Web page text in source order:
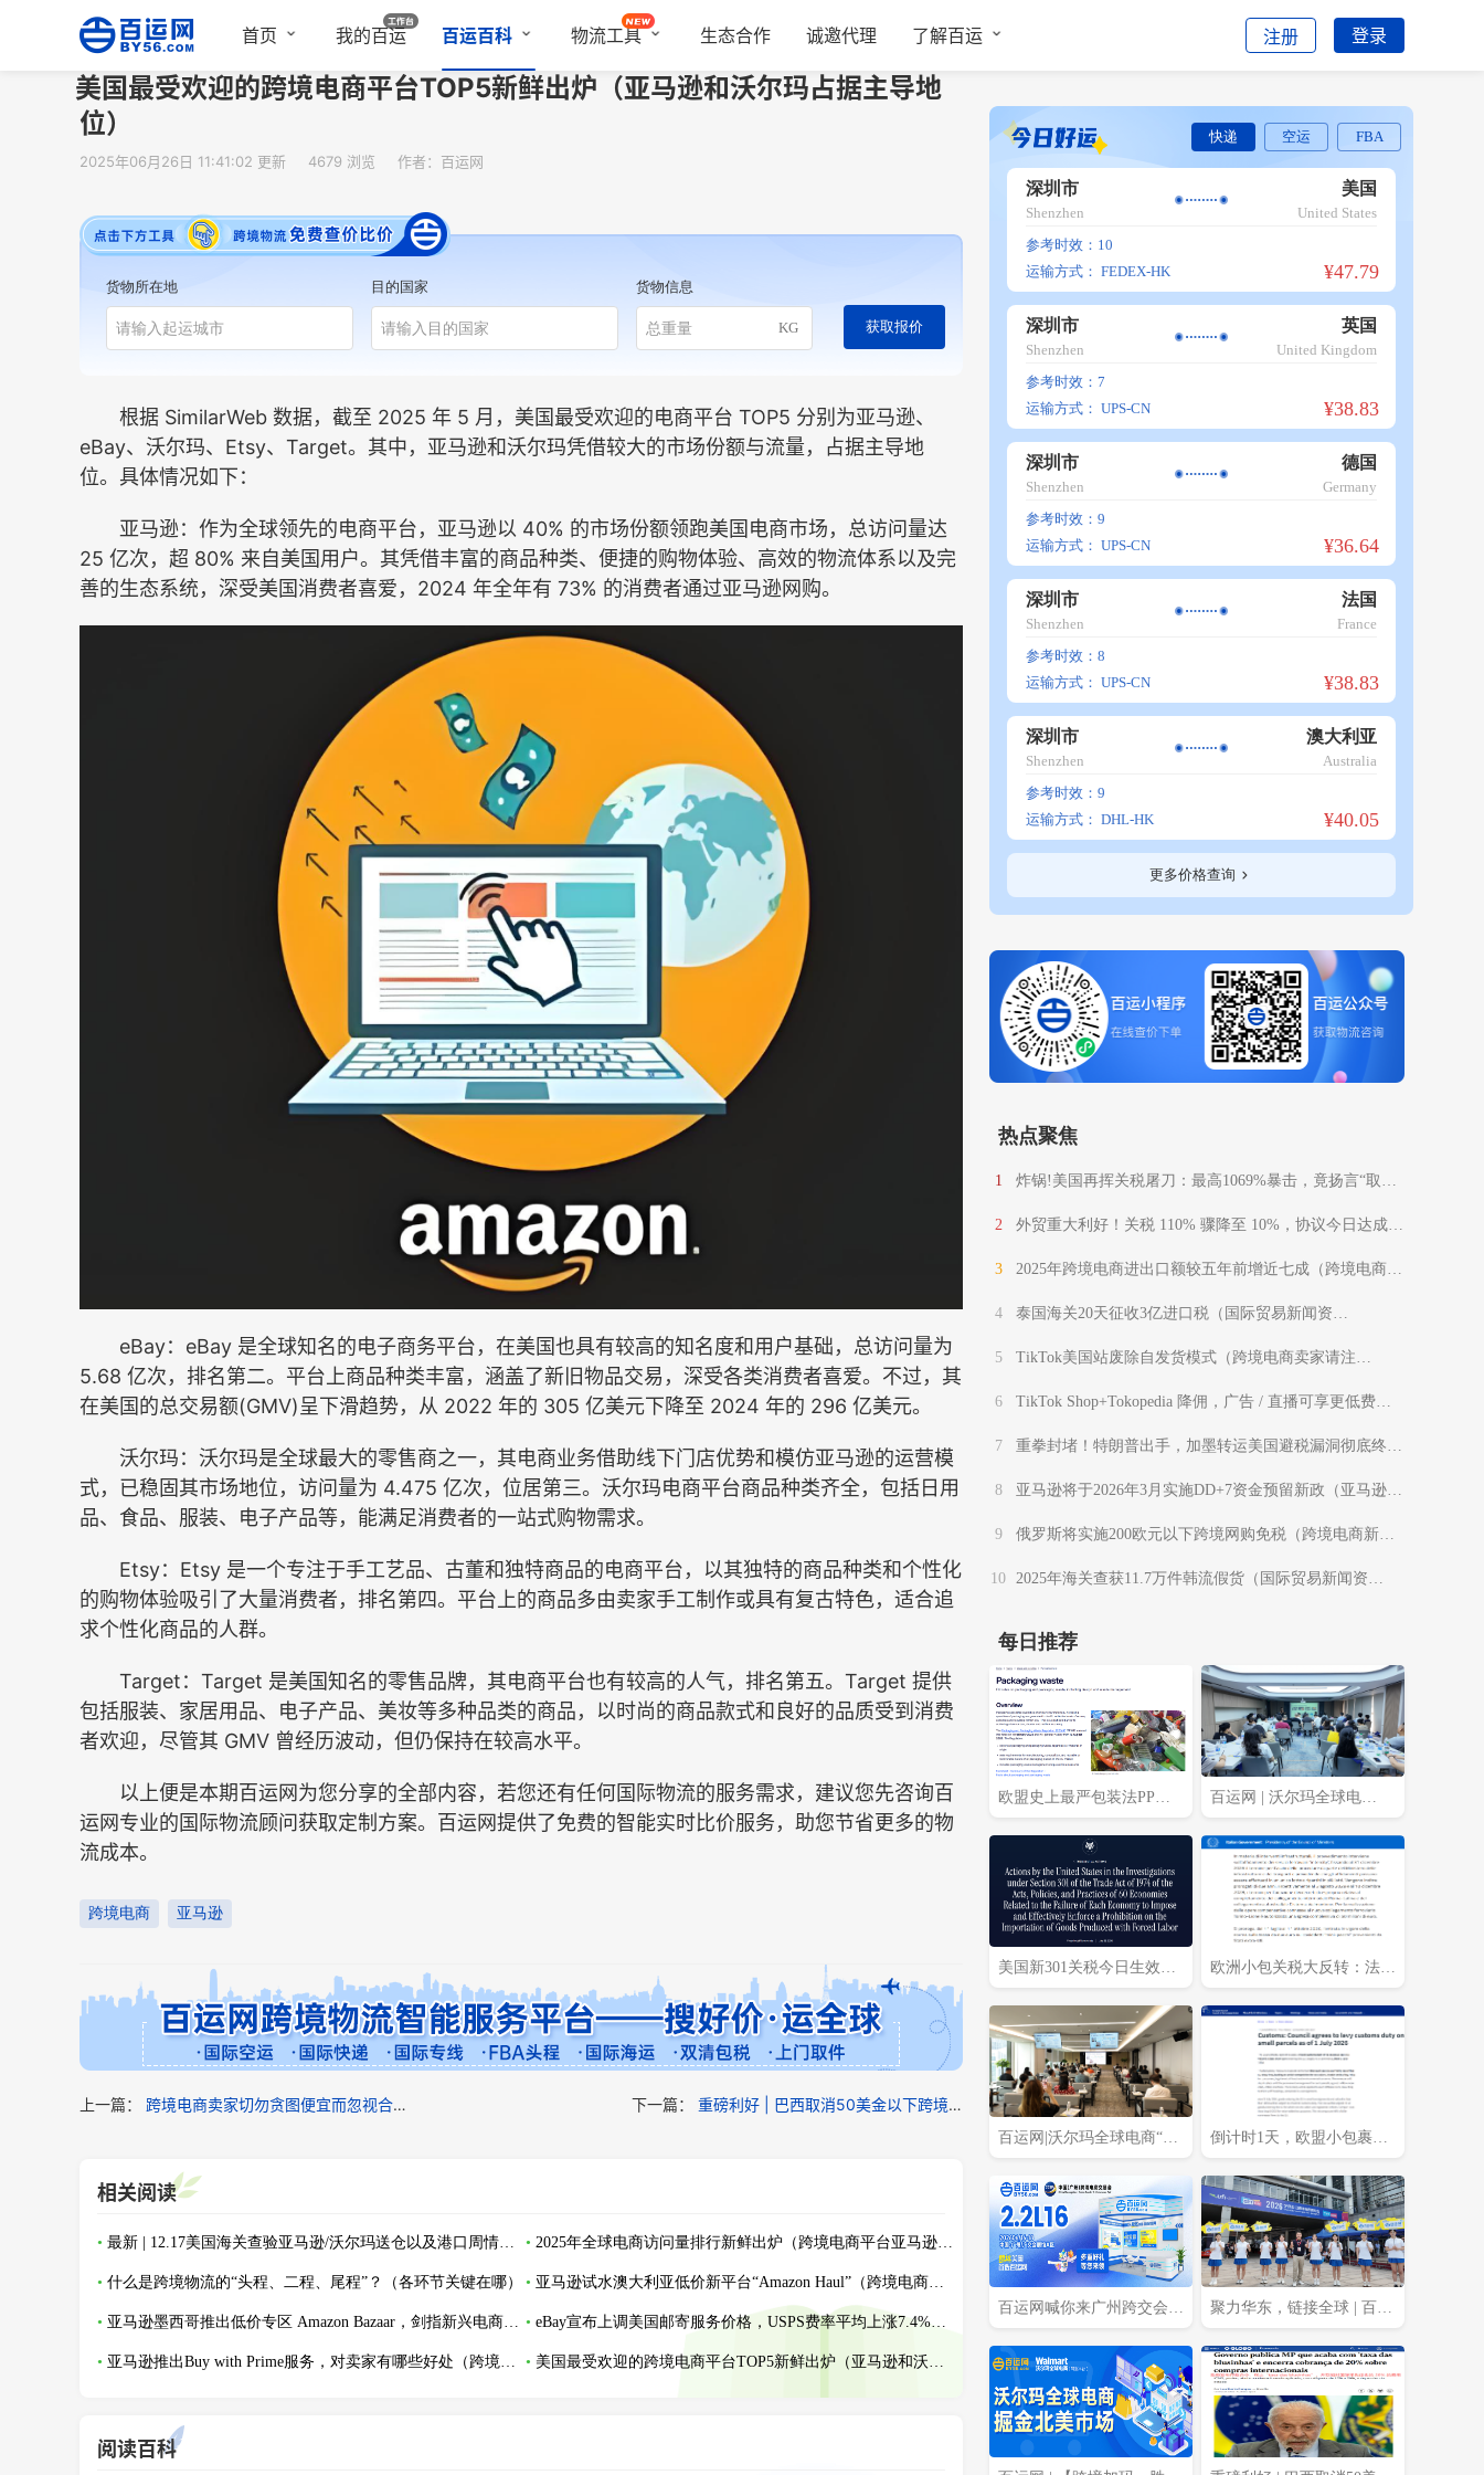
首页 我的百运 百运百科 物流工具 生态合作 诚邀代理 了解百运 注册 登录
美国最受欢迎的跨境电商平台TOP5新鲜出炉（亚马逊和沃尔玛占据主导地
位）
2025年06月26日 11:41:02 更新 4679 浏览 作者：百运网
货物所在地 目的国家 货物信息
KG 获取报价
根据 SimilarWeb 数据，截至 2025 年 5 月，美国最受欢迎的电商平台 TOP5 分别为亚马逊、
eBay、沃尔玛、Etsy、Target。其中，亚马逊和沃尔玛凭借较大的市场份额与流量，占据主导地
位。具体情况如下：
亚马逊：作为全球领先的电商平台，亚马逊以 40% 的市场份额领跑美国电商市场，总访问量达
25 亿次，超 80% 来自美国用户。其凭借丰富的商品种类、便捷的购物体验、高效的物流体系以及完
善的生态系统，深受美国消费者喜爱，2024 年全年有 73% 的消费者通过亚马逊网购。
eBay：eBay 是全球知名的电子商务平台，在美国也具有较高的知名度和用户基础，总访问量为
5.68 亿次，排名第二。平台上商品种类丰富，涵盖了新旧物品交易，深受各类消费者喜爱。不过，其
在美国的总交易额(GMV)呈下滑趋势，从 2022 年的 305 亿美元下降至 2024 年的 296 亿美元。
沃尔玛：沃尔玛是全球最大的零售商之一，其电商业务借助线下门店优势和模仿亚马逊的运营模
式，已稳固其市场地位，访问量为 4.475 亿次，位居第三。沃尔玛电商平台商品种类齐全，包括日用
品、食品、服装、电子产品等，能满足消费者的一站式购物需求。
Etsy：Etsy 是一个专注于手工艺品、古董和独特商品的电商平台，以其独特的商品种类和个性化
的购物体验吸引了大量消费者，排名第四。平台上的商品多由卖家手工制作或具有复古特色，适合追
求个性化商品的人群。
Target：Target 是美国知名的零售品牌，其电商平台也有较高的人气，排名第五。Target 提供
包括服装、家居用品、电子产品、美妆等多种品类的商品，以时尚的商品款式和良好的品质受到消费
者欢迎，尽管其 GMV 曾经历波动，但仍保持在较高水平。
以上便是本期百运网为您分享的全部内容，若您还有任何国际物流的服务需求，建议您先咨询百
运网专业的国际物流顾问获取定制方案。百运网提供了免费的智能实时比价服务，助您节省更多的物
流成本。
跨境电商 亚马逊
上一篇： 跨境电商卖家切勿贪图便宜而忽视合规性（已经产品被退回国） 下一篇： 重磅利好 | 巴西取消50美金以下跨境包裹关税！
相关阅读
最新 | 12.17美国海关查验亚马逊/沃尔玛送仓以及港口周情况更新！ 2025年全球电商访问量排行新鲜出炉（跨境电商平台亚马逊月访27亿次稳居榜首）
什么是跨境物流的“头程、二程、尾程”？（各环节关键在哪） 亚马逊试水澳大利亚低价新平台“Amazon Haul”（跨境电商新闻资讯）
亚马逊墨西哥推出低价专区 Amazon Bazaar，剑指新兴电商竞争（跨境电商新闻资讯） eBay宣布上调美国邮寄服务价格，USPS费率平均上涨7.4%（跨境电商卖家请注意）
亚马逊推出Buy with Prime服务，对卖家有哪些好处（跨境电商卖家看过来） 美国最受欢迎的跨境电商平台TOP5新鲜出炉（亚马逊和沃尔玛占据主导地位）
阅读百科
快递 空运 FBA
深圳市
Shenzhen
美国
United States
参考时效：10
运输方式： FEDEX-HK ¥47.79
深圳市
Shenzhen
英国
United Kingdom
参考时效：7
运输方式： UPS-CN ¥38.83
深圳市
Shenzhen
德国
Germany
参考时效：9
运输方式： UPS-CN ¥36.64
深圳市
Shenzhen
法国
France
参考时效：8
运输方式： UPS-CN ¥38.83
深圳市
Shenzhen
澳大利亚
Australia
参考时效：9
运输方式： DHL-HK ¥40.05
更多价格查询
热点聚焦
1
炸锅!美国再挥关税屠刀：最高1069%暴击，竟扬言“取代
2
外贸重大利好！关税 110% 骤降至 10%，协议今日达成
3
2025年跨境电商进出口额较五年前增近七成（跨境电商新
4
泰国海关20天征收3亿进口税（国际贸易新闻资
5
TikTok美国站废除自发货模式（跨境电商卖家请注
6
TikTok Shop+Tokopedia 降佣，广告 / 直播可享更低费率
7
重拳封堵！特朗普出手，加墨转运美国避税漏洞彻底终结
8
亚马逊将于2026年3月实施DD+7资金预留新政（亚马逊卖
9
俄罗斯将实施200欧元以下跨境网购免税（跨境电商新闻
10 2025年海关查获11.7万件韩流假货（国际贸易新闻资
每日推荐
欧盟史上最严包装法PPWR
百运网 | 沃尔玛全球电
年”专场沙龙圆满收官!
美国新301关税今日生效，
欧洲小包关税大反转：法国
期！
百运网|沃尔玛全球电商“智
沙龙圆满收官!
倒计时1天，欧盟小包裹免
百运网喊你来广州跨交会逛
聚力华东，链接全球 | 百运
宁波跨境电商出口博览会!